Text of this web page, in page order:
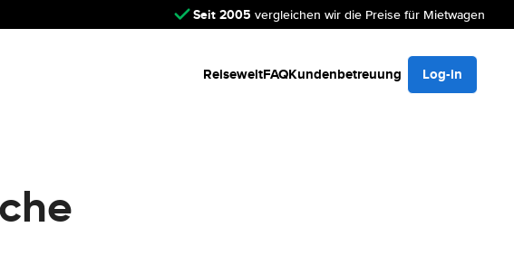
Seit 2005 vergleichen wir die Preise für Mietwagen
ReiseweltFAQKundenbetreuung Log-in